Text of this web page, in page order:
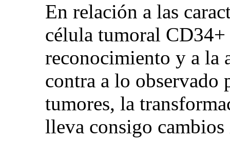
En relación a las
célula tumoral
reconocimiento y a la
contra a lo observado
tumores, la
lleva consigo